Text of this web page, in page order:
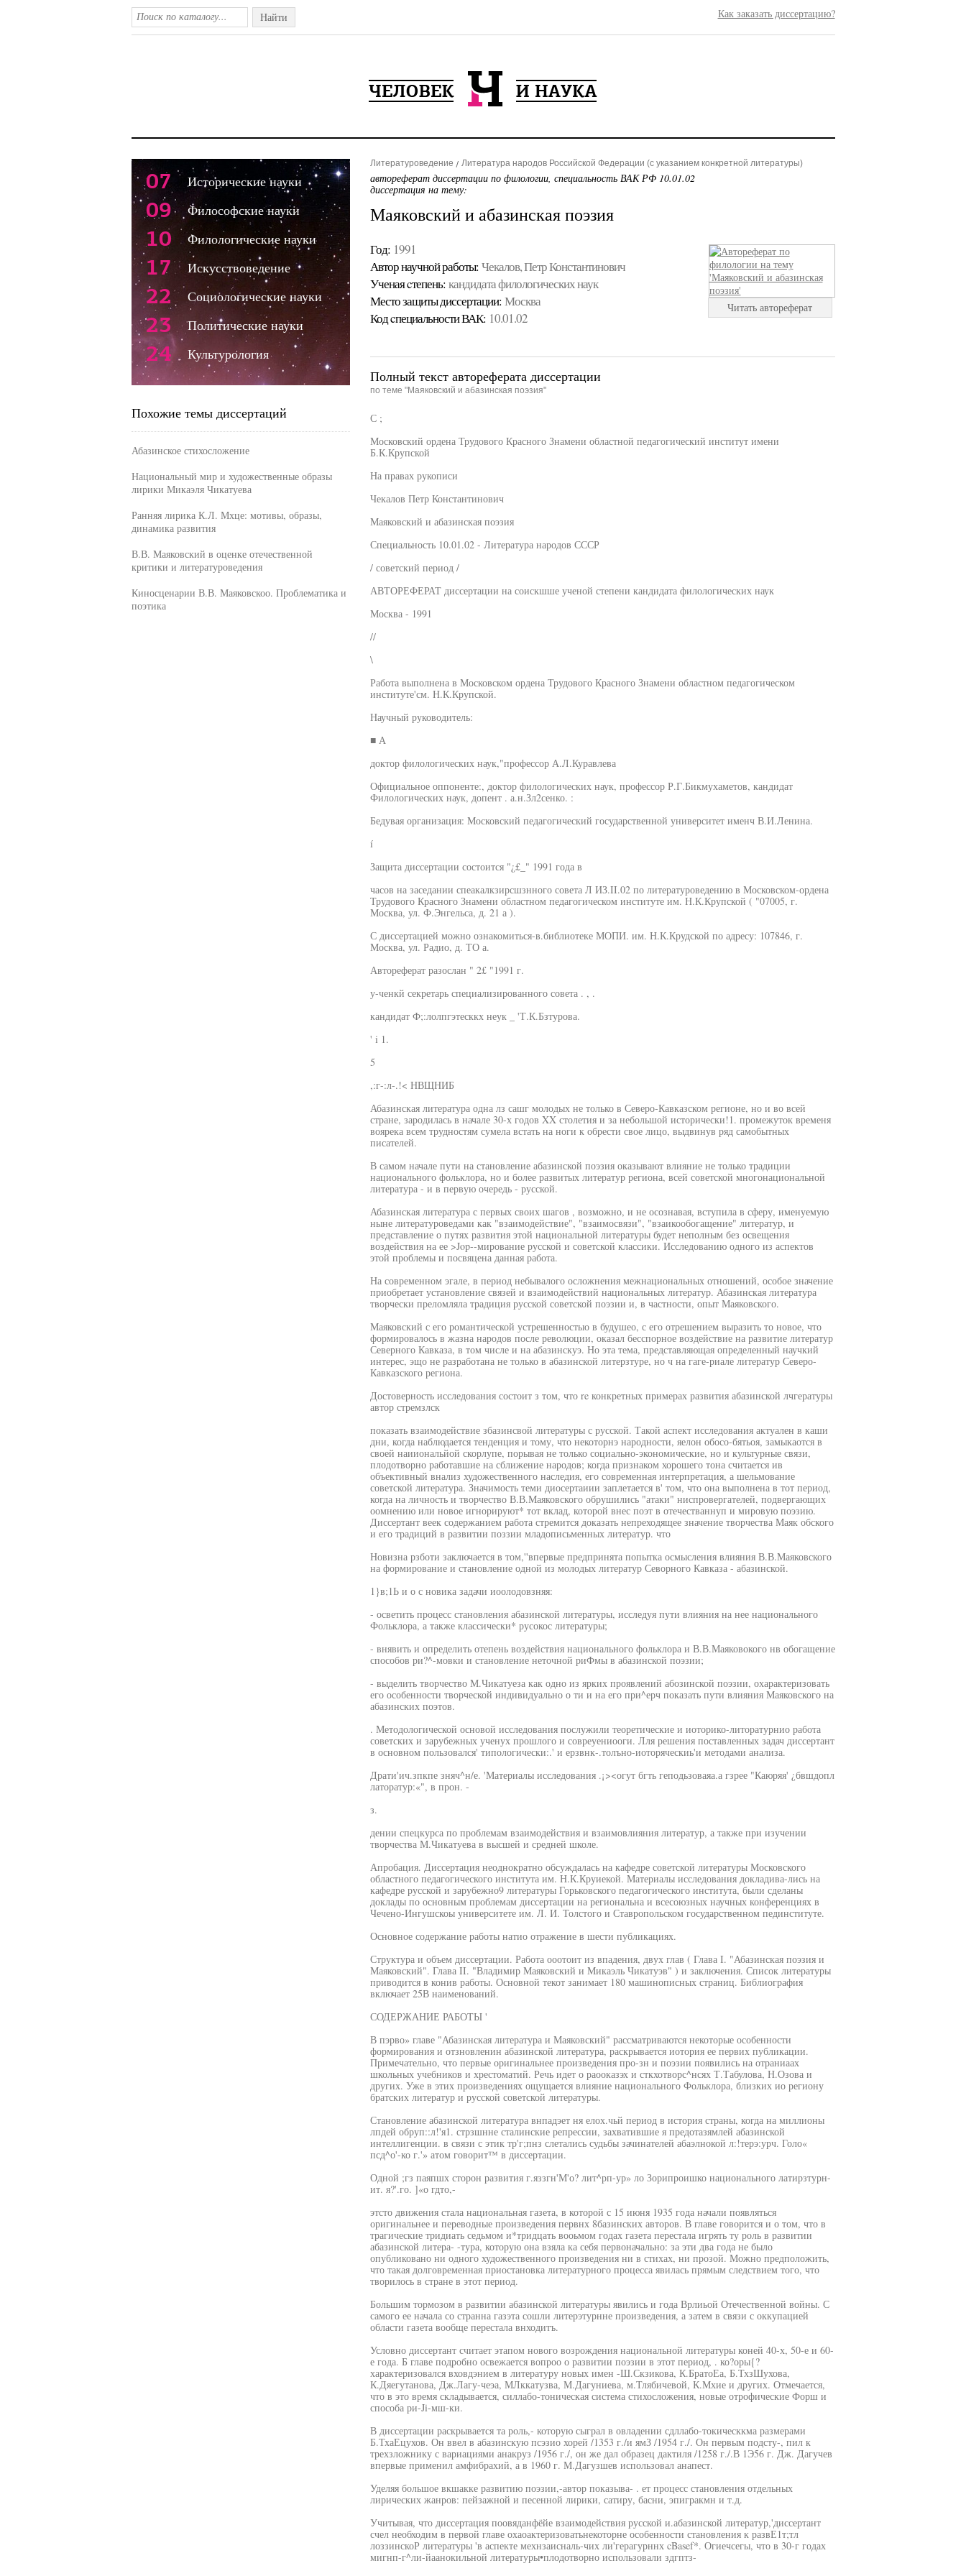
Найти Как заказать диссертацию?
Литературоведение Литература народов Российской Федерации (с указанием конкретной литературы)
автореферат диссертации по филологии, специальность ВАК РФ 10.01.02
диссертация на тему:
Маяковский и абазинская поэзия
Год: 1991
Автор научной работы: Чекалов, Петр Константинович
Ученая cтепень: кандидата филологических наук
Место защиты диссертации: Москва
Код cпециальности ВАК: 10.01.02
Читать автореферат
Полный текст автореферата диссертации
по теме "Маяковский и абазинская поэзия"
С ;
Московский ордена Трудового Красного Знамени областной педагогический институт имени
Б.К.Крупской
На правах рукописи
Чекалов Петр Константинович
Маяковский и абазинская поэзия
Специальность 10.01.02 - Литература народов СССР
/ советский период /
АВТОРЕФЕРАТ диссертации на соискшше ученой степени кандидата филологических наук
Москва - 1991
//
\
Работа выполнена в Московском ордена Трудового Красного Знамени областном педагогическом
институте'см. Н.К.Крупской.
Научный руководитель:
■ А
доктор филологических наук,"профессор А.Л.Куравлева
Официальное оппоненте:, доктор филологических наук, профессор Р.Г.Бикмухаметов, кандидат
Филологических наук, допент . а.н.Зл2сенко. :
Бедувая организация: Московский педагогический государственной университет именч В.И.Ленина.
í
Защита диссертации состоится "¿£_" 1991 года в
часов на заседании спеакалкзирсшзнного совета Л ИЗ.II.02 по литературоведению в Московском-ордена
Трудового Красного Знамени областном педагогическом институте им. Н.К.Крупской ( "07005, г.
Москва, ул. Ф.Энгельса, д. 21 а ).
С диссертацией можно ознакомиться-в.библиотеке МОПИ. им. Н.К.Крудской по адресу: 107846, г.
Москва, ул. Радио, д. ТО а.
Автореферат разослан " 2£ "1991 г.
у-ченкй секретарь специализированного совета . , .
кандидат Ф;:лолпгэтесккх неук _ 'Т.К.Бзтурова.
' i 1.
5
,:г-:л-.!< НВЩНИБ
Абазинская литература одна лз сашг молодых не только в Северо-Кавказском регионе, но и во всей
стране, зародилась в начале 30-х годов XX столетия и за небольшой исторически!1. промежуток временя
воярека всем трудностям сумела встать на ноги к обрести свое лицо, выдвинув ряд самобытных
писателей.
В самом начале пути на становление абазинской поэзия оказывают влияние не только традиции
национального фольклора, но и более развитых литератур региона, всей советской многонациональной
литература - и в первую очередь - русской.
Абазинская литература с первых своих шагов , возможно, и не осознавая, вступила в сферу, именуемую
ныне литературоведами как "взаимодействие", "взаимосвязи", "взаикообогащение" литератур, и
представление о путях развития этой национальной литературы будет неполным без освещения
воздействия на ее >Jop--мирование русской и советской классики. Исследованию одного из аспектов
этой проблемы и посвяцена данная работа.
На современном эгале, в период небывалого осложнения межнациональных отношений, особое значение
приобретает установление связей и взаимодействий национальных литератур. Абазинская литература
творчески преломляла традиция русской советской поэзии и, в частности, опыт Маяковского.
Маяковский с его романтической устрешенностыо в будушео, с его отрешением выразить то новое, что
формировалось в жазна народов после революции, оказал бесспорное воздействие на развитие литератур
Северного Кавказа, в том числе и на абазинскуэ. Но эта тема, представляющая определенный научкий
интерес, эщо не разработана не только в абазинской литерзтуре, но ч на гаге-риале литератур Северо-
Кавказского региона.
Достоверность исследования состоит з том, что re конкретных примерах развития абазинской лчгературы
автор стремзлск
показать взаимодействие збазинсвой литературы с русской. Такой аспект исследования актуален в каши
дни, когда наблюдается тенденция и тому, что некоторнэ народности, яелон обосо-бятьоя, замыкаотся в
своей наииональйой скорлупе, порывая не только социально-экономические, но и культурные связи,
плодотворно работавшие на сближение народов; когда признаком хорошего тона считается ив
объективный внализ художественного наследия, его современная интерпретация, а шельмование
советской литература. Значимость теми диосертаиии заплетается в' том, что она выполнена в тот период,
когда на личность и творчество В.В.Маяковского обрушились "атаки" ниспровергателей, подвергающих
оомнению или новое игнорируют* тот вклад, которой внес поэт в отечестваннуп и мировую поэзию.
Диссертант веек содержанием работа стремится доказать непреходящее значение творчества Маяк обского
и его традиций в развитии поззии младописьменных литератур. что
Новизна рзботи заключается в том,''впервые предпринята попытка осмысления влияния В.В.Маяковского
на формирование и становление одной из молодых литератур Севорного Кавказа - абазинской.
1}в;1Ь и о с новика задачи иоолодовзняя:
- осветить процесс становления абазинской литературы, исследуя пути влияния на нее национального
Фольклора, а также классически* русокос литературы;
- внявить и определить отепень воздействия национального фольклора и В.В.Маяковокого нв обогащение
способов ри?^-мовки и становление неточной риФмы в абазинской поэзии;
- выделить творчество М.Чикатуеза как одно из ярких проявлений абозинской поэзии, охарактеризовать
его особенности творческой индивидуально о ти и на его при^ерч показать пути влияния Маяковского на
абазинских поэтов.
. Методологической основой исследования послужили теоретические и иоторико-литоратурнио работа
советских и зарубежных ученух прошлого и совреуениооги. Лля решения поставленных задач диссертант
в основном пользовался' типологически:.' и ерзвнк-.толъно-иоторяческиь'и методами анализа.
Драти'ич.зпкпе зняч^н/е. 'Материалы исследования .¡><огут бгть геподьзоваяа.а гзрее "Каюряя' ¿бвшдопл
латоратур:«", в прон. -
з.
дении спецкурса по проблемам взаимодействия и взаимовлияния литератур, а также при изучении
творчества М.Чикатуева в высшей и средней школе.
Апробация. Диссертация неоднократно обсуждалась на кафедре советской литературы Московского
областного педагогического института им. Н.К.Круиекой. Материалы исследования докладива-лись на
кафедре русской и зарубежно9 литературы Горьковского педагогического института, были сделаны
доклады по основным проблемам диссертации на региональна и всесоюзных научных конференциях в
Чечено-Ингушскоы университете им. Л. И. Толстого и Ставропольском государственном пединституте.
Основное содержание работы натио отражение в шести публикациях.
Структура и объем диссертации. Работа ооотоит из впадения, двух глав ( Глава I. "Абазинская поэзия и
Маяковский". Глава II. "Владимир Маяковский и Микаэль Чикатуэв" ) и заключения. Список литературы
приводится в конив работы. Основной текот занимает 180 машинописных страниц. Библиография
включает 25В наименований.
СОДЕРЖАНИЕ РАБОТЫ '
В пэрво» главе "Абазинская литература и Маяковский" рассматриваются некоторые особенности
формирования и отзновленин абазинской литература, раскрывается иотория ее первих публикации.
Примечательно, что первые оригинальнее произведения про-зн и поэзии появились на отраниаах
школьных учебников и хрестоматий. Речь идет о раооказэх и сткхотворс^нсях Т.Табулова, Н.Озова и
других. Уже в этих произведениях ощущается влияние национального Фольклора, близких ио региону
братских литератур и русской советской литературы.
Становление абазинской литература внпадэет ня елох.чьй период в история страны, когда на миллионы
лпдей обруп::л!'я1. стрзшнне сталинские репрессии, захватившие я предотазямлей абазинской
интеллигенции. в связи с этик тр'г;пнз слетались судьбы зачинателей абаэлнокой л:!терэ:урч. Голо«
псд^о'-ко г.'» атом говорит™ в диссертации.
Одной ;гз паяпшх сторон развития г.яззгн'М'о? лит^рп-ур» ло Зорипроишко национального латирзтурн-
ит. я?'.го. ]«о гдто,-
этсто движения стала национальная газета, в которой с 15 июня 1935 года начали появляться
оригинальнее и переводные произведения первнх 8базинских авторов. В главе говорится и о том, что в
трагические тридиать седьмом и*тридцать вооьмом годах газета перестала игрять ту роль в развитии
абазинской литера- -тура, которую она взяла ка себя первоначально: за эти два года не было
опубликовано ни одного художественного произведения ни в стихах, ни прозой. Можно предположить,
что такая долговременная приостановка литературного процесса явилась прямым следствием того, что
творилось в стране в этот период.
Большим тормозом в развитии абазинской литературы явились и года Врлиьой Отечественной войны. С
самого ее начала со странна газэта сошли литерэтурнне произведения, а затем в связи с оккупацией
области газета вообще перестала внходитъ.
Условно диссертант считает этапом нового возрождения национальной литературы коней 40-х, 50-е и 60-
е года. Б главе подробно освежается вопроо о развитии поэзии в этот период, . ко?оры{?
характеризовался вховдэнием в литературу новых имен -Ш.Скзикова, К.БратоЕа, Б.ТхзШухова,
К.Дяегутанова, Дж.Лагу-чеэа, МЛккатузва, М.Дагуниева, м.Тлябичевой, К.Мхие и других. Отмечается,
что в это время складывается, силлабо-тоническая система стихосложения, новые отрофические Форш и
способа ри-Ji-мш-ки.
В диссертации раскрывается та роль,- которую сыграл в овладении сдллабо-токическкма размерами
Б.ТхаЕцухов. Он ввел в абазинскую псэзио хорей /1353 г./и ямЗ /1954 г./. Он первым подсту-, пил к
трехзложнику с вариациями анакруз /1956 г./, он же дал образец дактиля /1258 г./.В 1Э56 г. Дж. Дагучев
впервые применил амфибрахий, а в 1960 г. М.Дагузшев использовал анапест.
Уделяя большое вкшакке развитию поэзии,-автор показыва- . ет процесс становления отдельных
лирических жанров: пейзажной и песенной лирики, сатиру, басни, эпигракмн и т.д.
Учитывая, что диссертация поовяданфёйе взаимодействия русской и.абазинской литератур,'диссертант
счел необходим в первой главе охаоактеризоватьнекоторне особенности становления к развЕ1т;тл
лоззинскоР литературы 'в аспекте мехнзаисналь-чих ли'герагурннх cBasef*. Огиечсегы, что в 30-г годах
мигнп-г^ли-йаанокильной литературы•плодотворно использовали здгптз-
07 Исторические науки
09 Философские науки
10 Филологические науки
17 Искусствоведение
22 Социологические науки
23 Политические науки
24 Культурология
Похожие темы диссертаций
Абазинское стихосложение
Национальный мир и художественные образы
лирики Микаэля Чикатуева
Ранняя лирика К.Л. Мхце: мотивы, образы,
динамика развития
В.В. Маяковский в оценке отечественной
критики и литературоведения
Киносценарии В.В. Маяковскоо. Проблематика и
поэтика